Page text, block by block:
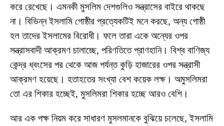
করে রেখেছে। এমনকী মুসলিম দেশগুলিও সন্ত্রাসের বাইরে থাকছে
না। বিভিন্ন ইসলামি গোষ্ঠীর প্রত্যেকটিই মনে করছে, অন্য গোষ্ঠী
হল তাদের ইসলামের বিরোধী। ফলে তারা একে অন্যের ওপর
সন্ত্রাসবাদী আক্রমণ চালাচ্ছে, পরিণতিতে প্রাণহানি। বিশ্ব বাণিজ্য
কেন্দ্র ধ্বংসের পর থেকে আজ পর্যন্ত কুড়ি হাজারের ওপর সন্ত্রাসী
আক্রমণ হয়েছে। হতাহতের সংখ্যা বেশ কয়েক লক্ষ। অমুসলিমরা
তো এর শিকার হচ্ছেই, মুসলিমরা শিকার হচ্ছে আরও বেশি।
আর এক পক্ষ নিয়ম করে সাধারণ মুসলমানকে বুঝিয়ে চলেছে, ইসলামি